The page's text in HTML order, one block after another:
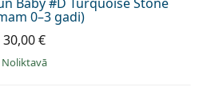
0–3 gadi)
30,00 €
Noliktavā